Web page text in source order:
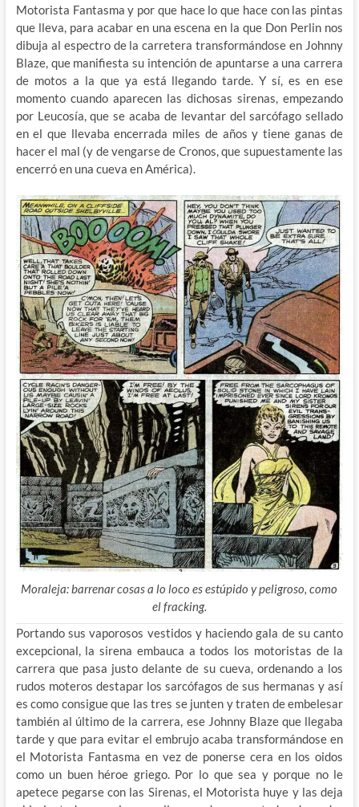
Motorista Fantasma y por que hace lo que hace con las pintas
que lleva, para acabar en una escena en la que Don Perlin nos
dibuja al espectro de la carretera transformándose en Johnny
Blaze, que manifiesta su intención de apuntarse a una carrera
de motos a la que ya está llegando tarde. Y sí, es en ese
momento cuando aparecen las dichosas sirenas, empezando
por Leucosía, que se acaba de levantar del sarcófago sellado
en el que llevaba encerrada miles de años y tiene ganas de
hacer el mal (y de vengarse de Cronos, que supuestamente las
encerró en una cueva en América).
Moraleja: barrenar cosas a lo loco es estúpido y peligroso, como
el fracking.
Portando sus vaporosos vestidos y haciendo gala de su canto
excepcional, la sirena embauca a todos los motoristas de la
carrera que pasa justo delante de su cueva, ordenando a los
rudos moteros destapar los sarcófagos de sus hermanas y así
es como consigue que las tres se junten y traten de embelesar
también al último de la carrera, ese Johnny Blaze que llegaba
tarde y que para evitar el embrujo acaba transformándose en
el Motorista Fantasma en vez de ponerse cera en los oidos
como un buen héroe griego. Por lo que sea y porque no le
apetece pegarse con las Sirenas, el Motorista huye y las deja